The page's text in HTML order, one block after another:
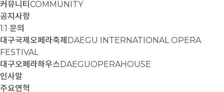
커뮤니티 COMMUNITY
공지사항
1:1 문의
대구국제오페라축제 DAEGU INTERNATIONAL OPERA
FESTIVAL
대구오페라하우스DAEGUOPERAHOUSE
인사말
주요연혁